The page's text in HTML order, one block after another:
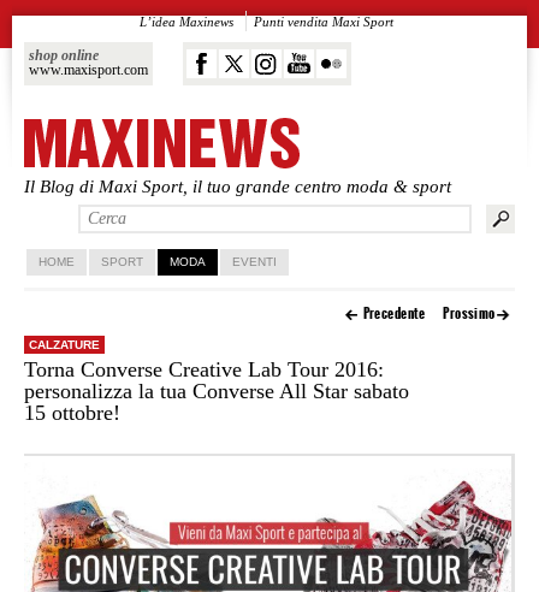
Il Blog di Maxi Sport, il tuo grande centro moda & sport
shop online
www.maxisport.com
L’idea Maxinews Punti vendita Maxi Sport
Vai al contenuto principale
Vai al contenuto secondario
HOME SPORT MODA EVENTI
Precedente Prossimo
CALZATURE
Torna Converse Creative Lab Tour 2016:
personalizza la tua Converse All Star sabato
15 ottobre!